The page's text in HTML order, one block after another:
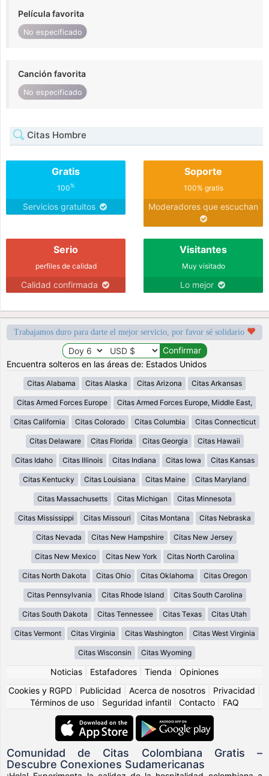
Película favorita
No especificado
Canción favorita
No especificado
Citas Hombre
Gratis
100%
Servicios gratuitos
Soporte
100% gratis
Moderadores que escuchan
Serio
perfiles de calidad
Calidad confirmada
Visitantes
Muy visitado
Lo mejor
Trabajamos duro para darte el mejor servicio, por favor sé solidario
Encuentra solteros en las áreas de: Estados Unidos
Citas Alabama Citas Alaska Citas Arizona Citas Arkansas
Citas Armed Forces Europe Citas Armed Forces Europe, Middle East,
Citas California Citas Colorado Citas Columbia Citas Connecticut
Citas Delaware Citas Florida Citas Georgia Citas Hawaii
Citas Idaho Citas Illinois Citas Indiana Citas Iowa Citas Kansas
Citas Kentucky Citas Louisiana Citas Maine Citas Maryland
Citas Massachusetts Citas Michigan Citas Minnesota
Citas Mississippi Citas Missouri Citas Montana Citas Nebraska
Citas Nevada Citas New Hampshire Citas New Jersey
Citas New Mexico Citas New York Citas North Carolina
Citas North Dakota Citas Ohio Citas Oklahoma Citas Oregon
Citas Pennsylvania Citas Rhode Island Citas South Carolina
Citas South Dakota Citas Tennessee Citas Texas Citas Utah
Citas Vermont Citas Virginia Citas Washington Citas West Virginia
Citas Wisconsin Citas Wyoming
Noticias Estafadores Tienda
Opiniones
Cookies y RGPD
Publicidad Acerca de nosotros Privacidad
Términos de uso
Seguridad infantil Contacto FAQ
Comunidad de Citas Colombiana Gratis –
Descubre Conexiones Sudamericanas